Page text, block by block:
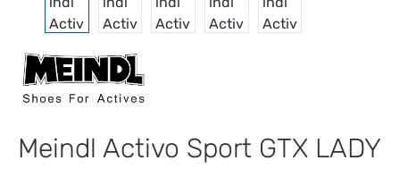
Meindl Activo Sport GTX LADY